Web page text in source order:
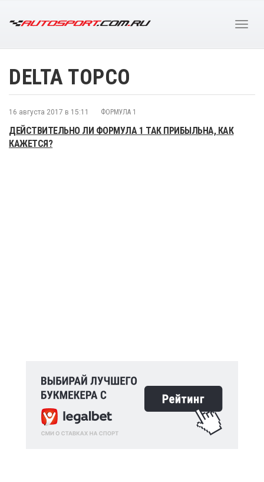
DELTA TOPCO
16 августа 2017 в 15:11 ФОРМУЛА 1
ДЕЙСТВИТЕЛЬНО ЛИ ФОРМУЛА 1 ТАК ПРИБЫЛЬНА, КАК
КАЖЕТСЯ?